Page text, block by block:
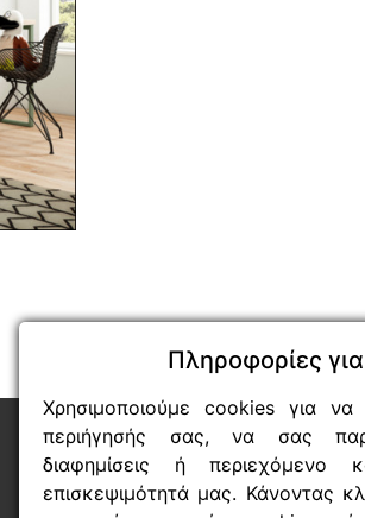
Ευέλικτοι
Τρόποι
Τεχνική
Πληροφορίες
Χρησιμοποιούμε cookies για να
περιήγησής σας, να σας
διαφημίσεις ή
επισκεψιμότητά μας. Κάνοντας